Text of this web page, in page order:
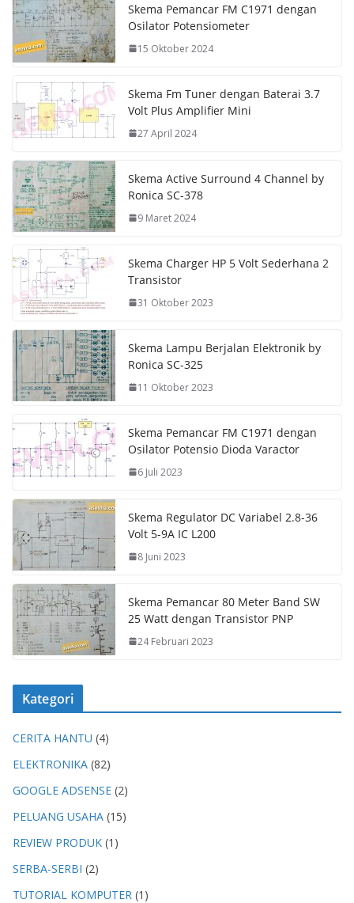
Skema Pemancar FM C1971 dengan
Osilator Potensiometer
15 Oktober 2024
Skema Fm Tuner dengan Baterai 3.7
Volt Plus Amplifier Mini
27 April 2024
Skema Active Surround 4 Channel by
Ronica SC-378
9 Maret 2024
Skema Charger HP 5 Volt Sederhana 2
Transistor
31 Oktober 2023
Skema Lampu Berjalan Elektronik by
Ronica SC-325
11 Oktober 2023
Skema Pemancar FM C1971 dengan
Osilator Potensio Dioda Varactor
6 Juli 2023
Skema Regulator DC Variabel 2.8-36
Volt 5-9A IC L200
8 Juni 2023
Skema Pemancar 80 Meter Band SW
25 Watt dengan Transistor PNP
24 Februari 2023
Kategori
CERITA HANTU (4)
ELEKTRONIKA (82)
GOOGLE ADSENSE (2)
PELUANG USAHA (15)
REVIEW PRODUK (1)
SERBA-SERBI (2)
TUTORIAL KOMPUTER (1)